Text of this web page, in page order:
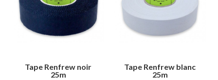
Tape Renfrew noir
25m
Tape Renfrew blanc
25m